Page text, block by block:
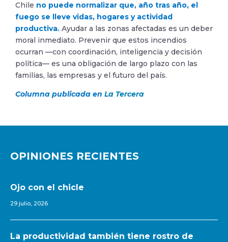
OPINIONES RECIENTES
Ojo con el chicle
29 julio, 2026
La productividad también tiene rostro de
Chile no puede normalizar que, año tras año, el
fuego se lleve vidas, hogares y actividad
productiva. Ayudar a las zonas afectadas es un deber
moral inmediato. Prevenir que estos incendios
ocurran —con coordinación, inteligencia y decisión
política— es una obligación de largo plazo con las
familias, las empresas y el futuro del país.
Columna publicada en La Tercera